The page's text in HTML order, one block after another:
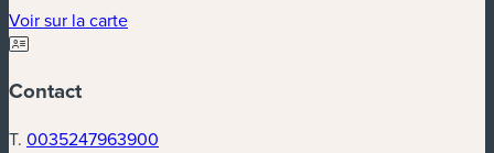
Voir sur la carte
Contact
T. 0035247963900